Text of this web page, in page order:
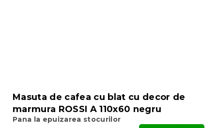
Masuta de cafea cu blat cu decor de
marmura ROSSI A 110x60 negru
Pana la epuizarea stocurilor